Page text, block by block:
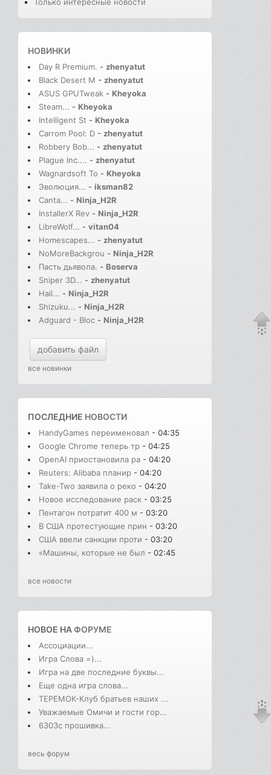
Только интересные новости
НОВИНКИ
Day R Premium. - zhenyatut
Black Desert M - zhenyatut
ASUS GPUTweak - Kheyoka
Steam... - Kheyoka
Intelligent St - Kheyoka
Carrom Pool: D - zhenyatut
Robbery Bob... - zhenyatut
Plague Inc.... - zhenyatut
Wagnardsoft To - Kheyoka
Эволюция... - iksman82
Canta... - Ninja_H2R
InstallerX Rev - Ninja_H2R
LibreWolf... - vitan04
Homescapes... - zhenyatut
NoMoreBackgrou - Ninja_H2R
Пасть дьявола. - Boserva
Sniper 3D... - zhenyatut
Hail... - Ninja_H2R
Shizuku... - Ninja_H2R
Adguard - Bloc - Ninja_H2R
добавить файл
все новинки
ПОСЛЕДНИЕ НОВОСТИ
HandyGames переименовал - 04:35
Google Chrome теперь тр - 04:25
OpenAI приостановила ра - 04:20
Reuters: Alibaba планир - 04:20
Take-Two заявила о реко - 04:20
Новое исследование раск - 03:25
Пентагон потратит 400 м - 03:20
В США протестующие прин - 03:20
США ввели санкции проти - 03:20
«Машины, которые не был - 02:45
все новости
НОВОЕ НАФОРУМЕ
Ассоциации...
Игра Слова =)...
Игра на две последние буквы...
Еще одна игра слова...
ТЕРЕМОК-Клуб братьев наших ...
Уважаемые Омичи и гости гор...
6303с прошивка...
весь форум